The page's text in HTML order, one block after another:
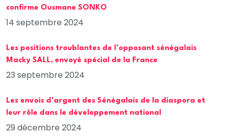
confirme Ousmane SONKO
14 septembre 2024
Les positions troublantes de l’opposant sénégalais
Macky SALL, envoyé spécial de la France
23 septembre 2024
Les envois d’argent des Sénégalais de la diaspora et
leur rôle dans le développement national
29 décembre 2024